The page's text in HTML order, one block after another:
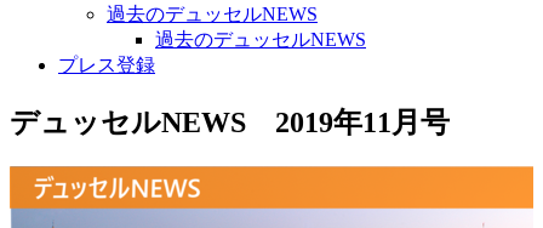
過去のデュッセルNEWS
過去のデュッセルNEWS
プレス登録
デュッセルNEWS 2019年11月号